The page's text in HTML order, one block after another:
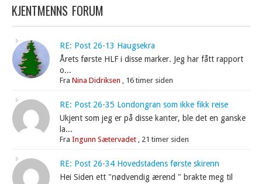
KJENTMENNS FORUM
RE: Post 26-13 Haugsekra
Årets første HLF i disse marker. Jeg har fått rapport
o...
FraNina Didriksen , 16 timer siden
RE: Post 26-35 Londongran som ikke fikk reise
Ukjent som jeg er på disse kanter, ble det en ganske
la...
FraIngunn Sætervadet , 21 timer siden
RE: Post 26-34 Hovedstadens første skirenn
Hei Siden ett "nødvendig ærend " brakte meg til